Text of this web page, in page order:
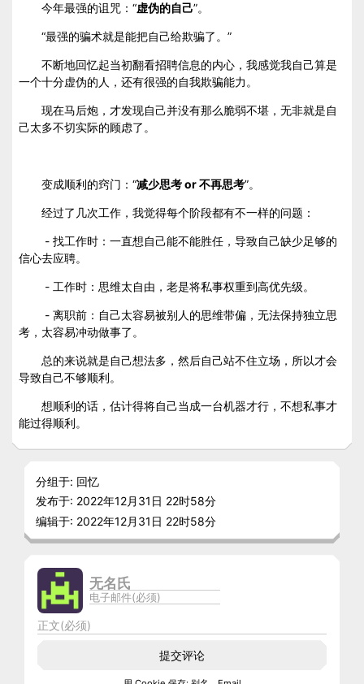
今年最强的诅咒：“虚伪的自己”。
“最强的骗术就是能把自己给欺骗了。”
不断地回忆起当初翻看招聘信息的内心，我感觉我自己算是
一个十分虚伪的人，还有很强的自我欺骗能力。
现在马后炮，才发现自己并没有那么脆弱不堪，无非就是自
己太多不切实际的顾虑了。
变成顺利的窍门：“减少思考 or 不再思考”。
经过了几次工作，我觉得每个阶段都有不一样的问题：
- 找工作时：一直想自己能不能胜任，导致自己缺少足够的
信心去应聘。
- 工作时：思维太自由，老是将私事权重到高优先级。
- 离职前：自己太容易被别人的思维带偏，无法保持独立思
考，太容易冲动做事了。
总的来说就是自己想法多，然后自己站不住立场，所以才会
导致自己不够顺利。
想顺利的话，估计得将自己当成一台机器才行，不想私事才
能过得顺利。
分组于: 回忆
发布于: 2022年12月31日 22时58分
编辑于: 2022年12月31日 22时58分
提交评论